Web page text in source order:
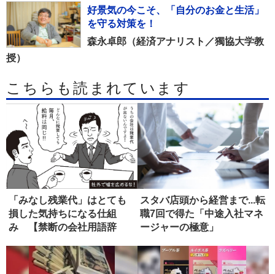
好景気の今こそ、「自分のお金と生活」
を守る対策を！
森永卓郎（経済アナリスト／獨協大学教
授）
こちらも読まれています
「みなし残業代」はとても
損した気持ちになる仕組
み 【禁断の会社用語辞
スタバ店頭から経営まで...転
職7回で得た「中途入社マネ
ージャーの極意」